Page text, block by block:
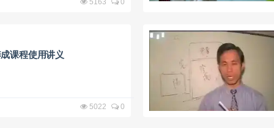
5163 0
课程使用讲义
5022 0